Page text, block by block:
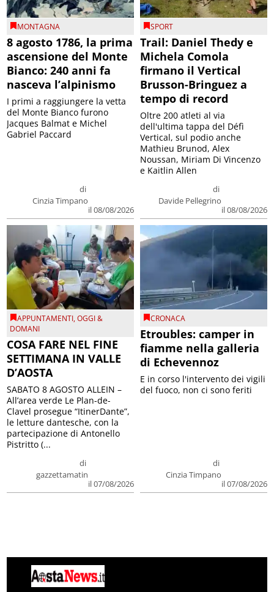
MONTAGNA
8 agosto 1786, la prima
ascensione del Monte
Bianco: 240 anni fa
nasceva l’alpinismo
di
Cinzia Timpano
il 08/08/2026
I primi a raggiungere la vetta
del Monte Bianco furono
Jacques Balmat e Michel
Gabriel Paccard
SPORT
Trail: Daniel Thedy e
Michela Comola
firmano il Vertical
Brusson-Bringuez a
tempo di record
di
Davide Pellegrino
il 08/08/2026
Oltre 200 atleti al via
dell'ultima tappa del Défì
Vertical, sul podio anche
Mathieu Brunod, Alex
Noussan, Miriam Di Vincenzo
e Kaitlin Allen
APPUNTAMENTI,OGGI &
DOMANI
COSA FARE NEL FINE
SETTIMANA IN VALLE
D’AOSTA
di
gazzettamatin
il 07/08/2026
SABATO 8 AGOSTO ALLEIN –
All’area verde Le Plan-de-
Clavel prosegue “ItinerDante”,
le letture dantesche, con la
partecipazione di Antonello
Pistritto (...
CRONACA
Etroubles: camper in
fiamme nella galleria
di Echevennoz
di
Cinzia Timpano
il 07/08/2026
E in corso l'intervento dei vigili
del fuoco, non ci sono feriti